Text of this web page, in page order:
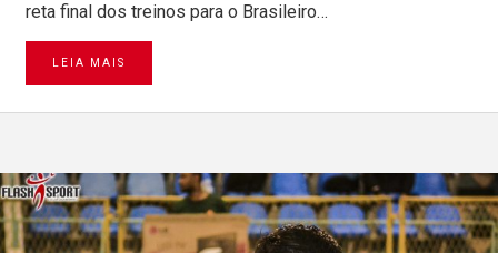
reta final dos treinos para o Brasileiro…
LEIA MAIS